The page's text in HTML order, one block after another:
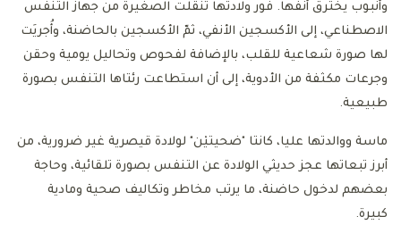
وأنبوب يخترق أنفها. فور ولادتها تنقلت الصغيرة من جهاز التنفس
الاصطناعي، إلى الأكسجين الأنفي، ثمّ الأكسجين بالحاضنة، وأُجريَت
لها صورة شعاعية للقلب، بالإضافة لفحوص وتحاليل يومية وحقن
وجرعات مكثفة من الأدوية، إلى أن استطاعت رئتاها التنفس بصورة
طبيعية.
ماسة ووالدتها عليا، كانتا "ضحيتيْن" لولادة قيصرية غير ضرورية، من
أبرز تبعاتها عجز حديثي الولادة عن التنفس بصورة تلقائية، وحاجة
بعضهم لدخول حاضنة، ما يرتب مخاطر وتكاليف صحية ومادية
كبيرة.